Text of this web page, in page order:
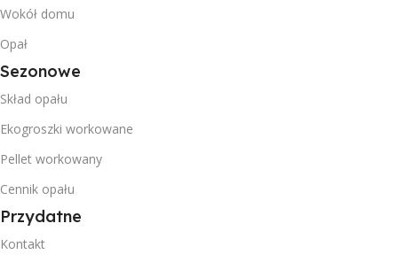
Wokół domu
Opał
Sezonowe
Skład opału
Ekogroszki workowane
Pellet workowany
Cennik opału
Przydatne
Kontakt